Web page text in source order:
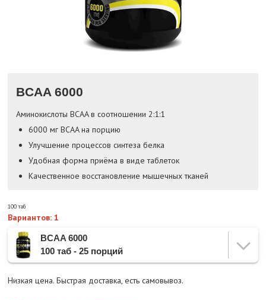
BCAA 6000
Аминокислоты BCAA в соотношении 2:1:1
6000 мг BCAA на порцию
Улучшение процессов синтеза белка
Удобная форма приёма в виде таблеток
Качественное восстановление мышечных тканей
100 таб
Вариантов: 1
BCAA 6000
100 таб - 25 порций
Низкая цена. Быстрая доставка, есть самовывоз.